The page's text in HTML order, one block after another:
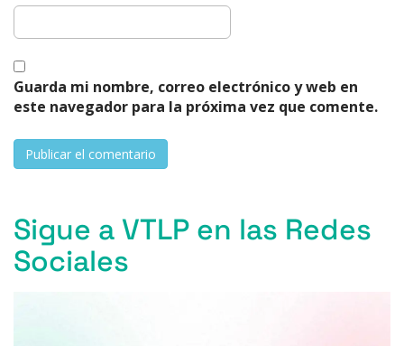
Guarda mi nombre, correo electrónico y web en
este navegador para la próxima vez que comente.
Sigue a VTLP en las Redes
Sociales